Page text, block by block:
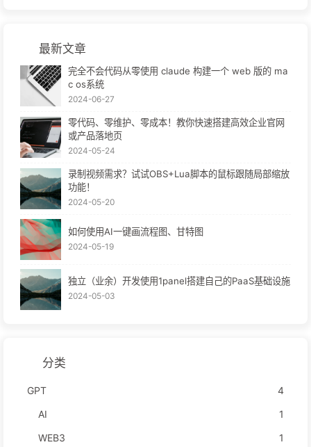
最新文章
完全不会代码从零使用 claude 构建一个 web 版的 ma
c os系统
2024-06-27
零代码、零维护、零成本！教你快速搭建高效企业官网
或产品落地页
2024-05-24
录制视频需求？试试OBS+Lua脚本的鼠标跟随局部缩放
功能！
2024-05-20
如何使用AI一键画流程图、甘特图
2024-05-19
独立（业余）开发使用1panel搭建自己的PaaS基础设施
2024-05-03
分类
GPT
4
AI
1
WEB3
1